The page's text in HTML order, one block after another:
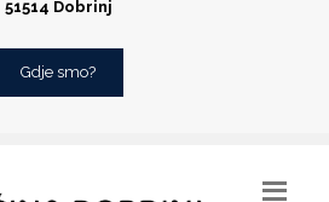
51514 Dobrinj
Gdje smo?